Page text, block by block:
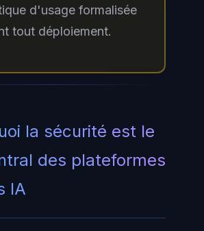
d'usage formalisée
tout déploiement.
la sécurité est le
des plateformes
IA